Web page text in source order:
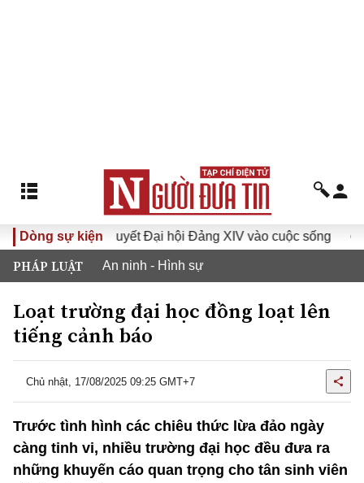
Dòng sự kiện
Đưa Nghị quyết Đại hội Đảng XIV vào cuộc sống Hướng
PHÁP LUẬT An ninh - Hình sự
Loạt trường đại học đồng loạt lên
tiếng cảnh báo
Chủ nhật, 17/08/2025 09:25 GMT+7
Trước tình hình các chiêu thức lừa đảo ngày
càng tinh vi, nhiều trường đại học đều đưa ra
những khuyến cáo quan trọng cho tân sinh viên